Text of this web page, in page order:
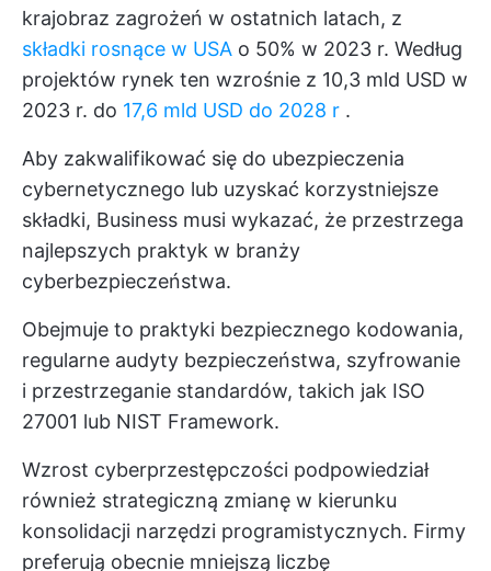
krajobraz zagrożeń w ostatnich latach, z
składki rosnące w USA o 50% w 2023 r. Według
projektów rynek ten wzrośnie z 10,3 mld USD w
2023 r. do 17,6 mld USD do 2028 r .
Aby zakwalifikować się do ubezpieczenia
cybernetycznego lub uzyskać korzystniejsze
składki, Business musi wykazać, że przestrzega
najlepszych praktyk w branży
cyberbezpieczeństwa.
Obejmuje to praktyki bezpiecznego kodowania,
regularne audyty bezpieczeństwa, szyfrowanie
i przestrzeganie standardów, takich jak ISO
27001 lub NIST Framework.
Wzrost cyberprzestępczości podpowiedział
również strategiczną zmianę w kierunku
konsolidacji narzędzi programistycznych. Firmy
preferują obecnie mniejszą liczbę